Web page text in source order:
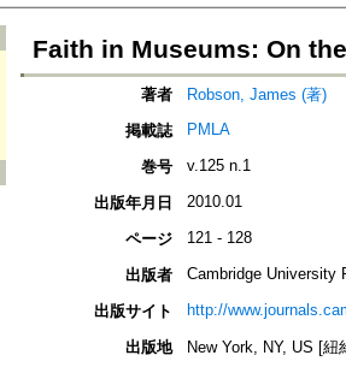
Faith in Museums: On
著者
Robson, James (著)
掲載誌
PMLA
巻号 v.125 n.1
出版年月日 2010.01
ページ 121 - 128
出版者 Cambridge University
出版サイト http://
出版地
New York, NY, US [